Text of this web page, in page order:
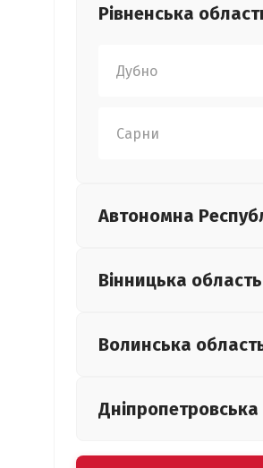
Рівненська
Дубно
Сарни
Автономна
Вінницька область
Волинська
Дніпропетровська